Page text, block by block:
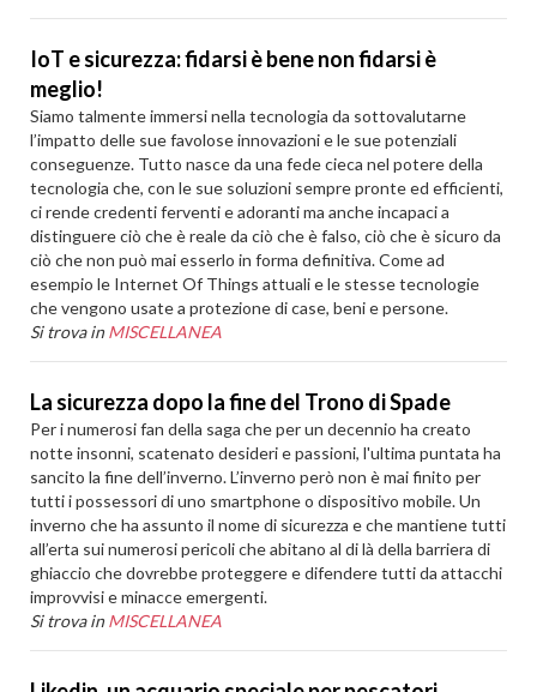
IoT e sicurezza: fidarsi è bene non fidarsi è
meglio!
Siamo talmente immersi nella tecnologia da sottovalutarne
l’impatto delle sue favolose innovazioni e le sue potenziali
conseguenze. Tutto nasce da una fede cieca nel potere della
tecnologia che, con le sue soluzioni sempre pronte ed efficienti,
ci rende credenti ferventi e adoranti ma anche incapaci a
distinguere ciò che è reale da ciò che è falso, ciò che è sicuro da
ciò che non può mai esserlo in forma definitiva. Come ad
esempio le Internet Of Things attuali e le stesse tecnologie
che vengono usate a protezione di case, beni e persone.
Si trova in MISCELLANEA
La sicurezza dopo la fine del Trono di Spade
Per i numerosi fan della saga che per un decennio ha creato
notte insonni, scatenato desideri e passioni, l'ultima puntata ha
sancito la fine dell’inverno. L’inverno però non è mai finito per
tutti i possessori di uno smartphone o dispositivo mobile. Un
inverno che ha assunto il nome di sicurezza e che mantiene tutti
all’erta sui numerosi pericoli che abitano al di là della barriera di
ghiaccio che dovrebbe proteggere e difendere tutti da attacchi
improvvisi e minacce emergenti.
Si trova in MISCELLANEA